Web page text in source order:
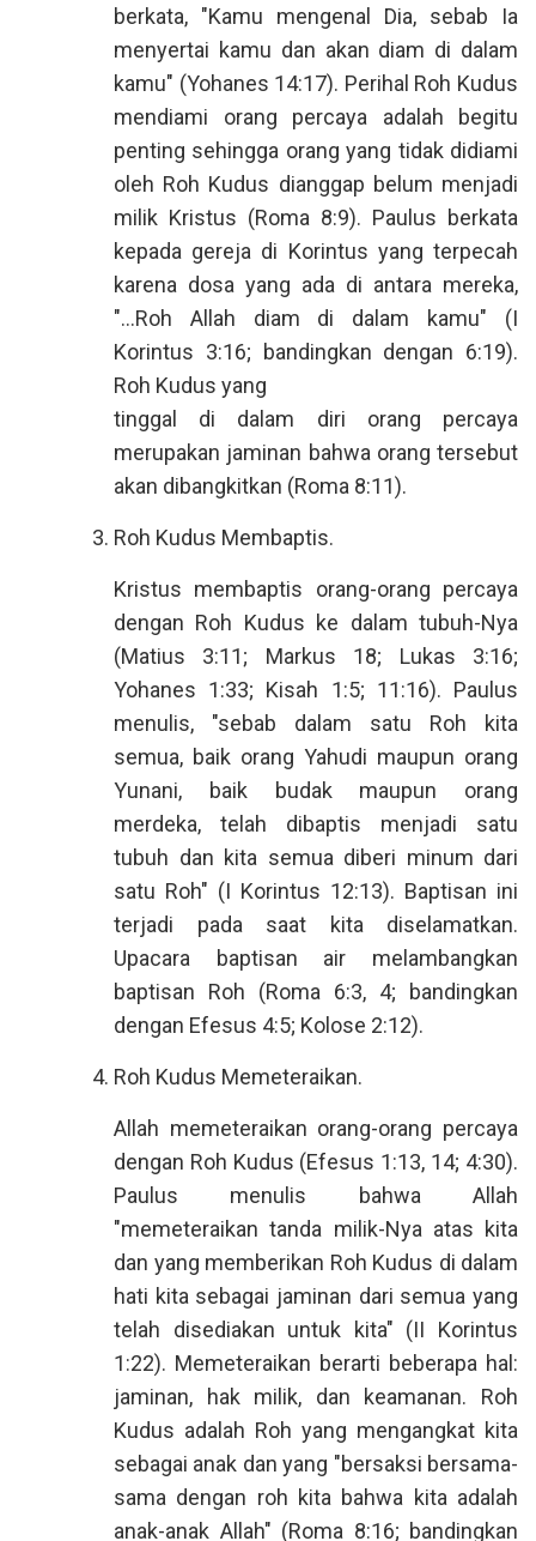
berkata, "Kamu mengenal Dia, sebab Ia
menyertai kamu dan akan diam di dalam
kamu" (Yohanes 14:17). Perihal Roh Kudus
mendiami orang percaya adalah begitu
penting sehingga orang yang tidak didiami
oleh Roh Kudus dianggap belum menjadi
milik Kristus (Roma 8:9). Paulus berkata
kepada gereja di Korintus yang terpecah
karena dosa yang ada di antara mereka,
"...Roh Allah diam di dalam kamu" (I
Korintus 3:16; bandingkan dengan 6:19).
Roh Kudus yang
tinggal di dalam diri orang percaya
merupakan jaminan bahwa orang tersebut
akan dibangkitkan (Roma 8:11).
Roh Kudus Membaptis.
Kristus membaptis orang-orang percaya
dengan Roh Kudus ke dalam tubuh-Nya
(Matius 3:11; Markus 18; Lukas 3:16;
Yohanes 1:33; Kisah 1:5; 11:16). Paulus
menulis, "sebab dalam satu Roh kita
semua, baik orang Yahudi maupun orang
Yunani, baik budak maupun orang
merdeka, telah dibaptis menjadi satu
tubuh dan kita semua diberi minum dari
satu Roh" (I Korintus 12:13). Baptisan ini
terjadi pada saat kita diselamatkan.
Upacara baptisan air melambangkan
baptisan Roh (Roma 6:3, 4; bandingkan
dengan Efesus 4:5; Kolose 2:12).
Roh Kudus Memeteraikan.
Allah memeteraikan orang-orang percaya
dengan Roh Kudus (Efesus 1:13, 14; 4:30).
Paulus menulis bahwa Allah
"memeteraikan tanda milik-Nya atas kita
dan yang memberikan Roh Kudus di dalam
hati kita sebagai jaminan dari semua yang
telah disediakan untuk kita" (II Korintus
1:22). Memeteraikan berarti beberapa hal:
jaminan, hak milik, dan keamanan. Roh
Kudus adalah Roh yang mengangkat kita
sebagai anak dan yang "bersaksi bersama-
sama dengan roh kita bahwa kita adalah
anak-anak Allah" (Roma 8:16; bandingkan